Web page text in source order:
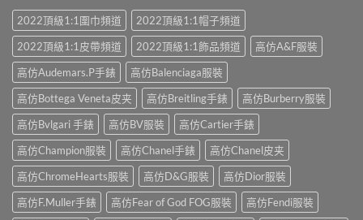
2022頂級1:1圍巾頻道
2022頂級1:1帽子頻道
2022頂級1:1皮帶頻道
2022頂級1:1飾品頻道
高仿A&F服裝
高仿Audemars.P手錶
高仿Balenciaga服裝
高仿Bottega Veneta皮夹
高仿Breitling手錶
高仿Burberry服裝
高仿Bvlgari 手錶
高仿BV服裝
高仿Cartier手錶
高仿Champion服裝
高仿Chanel手錶
高仿Chanel皮夹
高仿ChromeHearts服裝
高仿D&G服裝
高仿Dior服裝
高仿F.Muller手錶
高仿Fear of God FOG服裝
高仿Fendi服裝